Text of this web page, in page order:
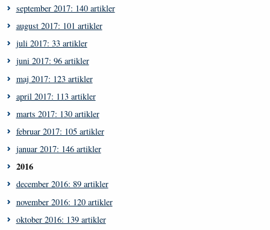
september 2017: 140 artikler
august 2017: 101 artikler
juli 2017: 33 artikler
juni 2017: 96 artikler
maj 2017: 123 artikler
april 2017: 113 artikler
marts 2017: 130 artikler
februar 2017: 105 artikler
januar 2017: 146 artikler
2016
december 2016: 89 artikler
november 2016: 120 artikler
oktober 2016: 139 artikler